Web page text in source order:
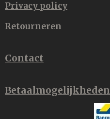
Privacy policy
Retourneren
Contact
Betaalmogelijkheden